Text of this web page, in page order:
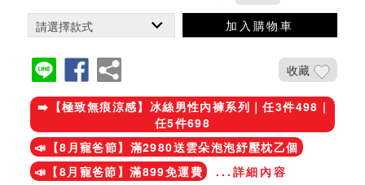
加入購物車
收藏
➡️【極致無痕涼感】冰絲男性內褲系列｜任3件498 |
任5件698
📣【8月寵爸節】滿2980送雲朵泡泡紓壓枕乙個
📣【8月寵爸節】滿899免運費
...詳細內容